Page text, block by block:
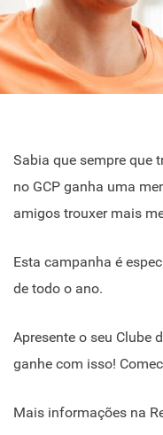
Sabia que sempre que
no GCP ganha uma
amigos trouxer mais
Esta campanha é
de todo o ano.
Apresente o seu Clube
ganhe com isso!
Mais informações na